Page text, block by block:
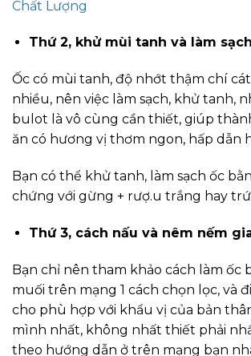
Chất Lượng
Thứ 2, khử mùi tanh và làm
Ốc có mùi tanh, độ nhớt thậm chí
nhiều, nên việc làm sạch, khử tanh,
bulot là vô cùng cần thiết, giúp
ăn có hương vị thơm ngon, hấp dẫn
Bạn có thể khử tanh, làm sạch ốc
chứng với gừng + rượ.u trắng hay
Thứ 3, cách nấu và nêm nếm
Bạn chỉ nên tham khảo cách làm ốc
muối trên mạng 1 cách chọn lọc, và
cho phù hợp với khẩu vị của bản
mình nhất, không nhất thiết phải
theo hướng dẫn ở trên mạng bạn